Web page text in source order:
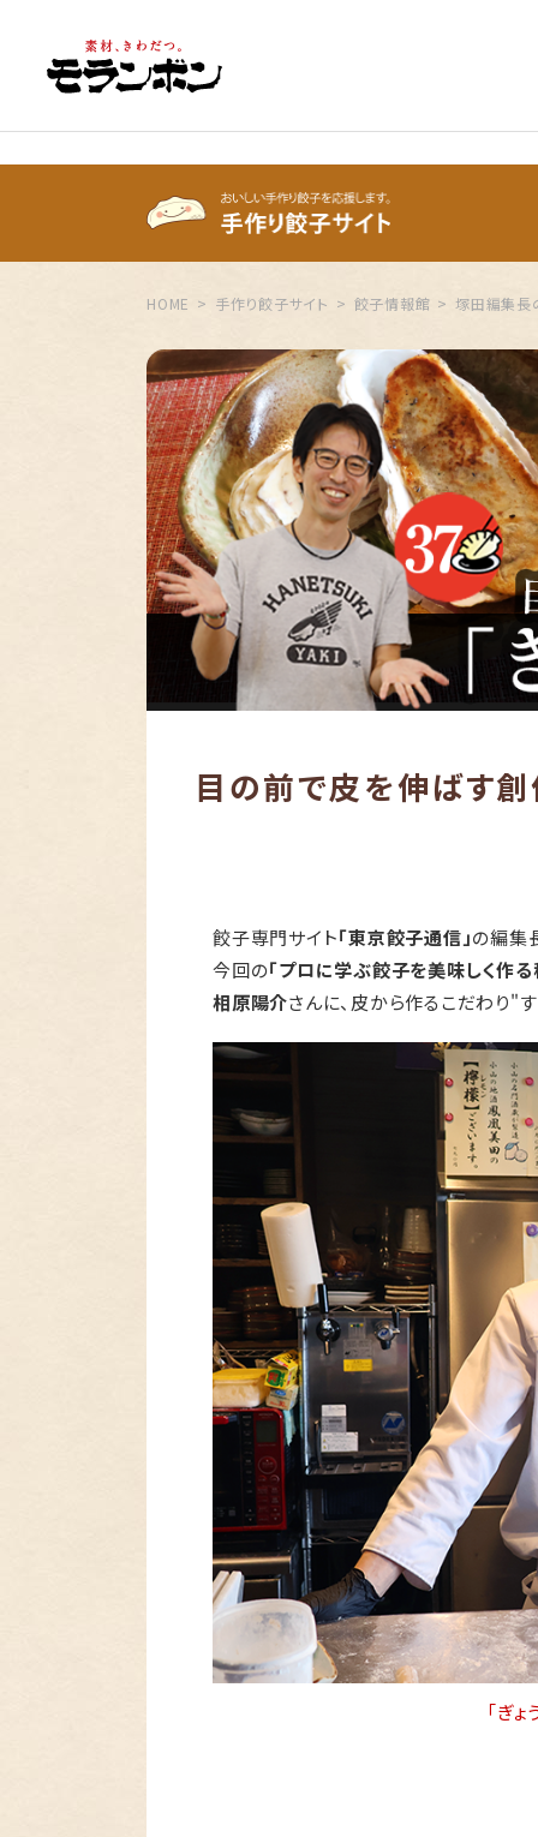
HOME 手作り餃子サイト 餃子情報館 塚田編集長
目の前で皮を伸ばす創
餃子専門サイト「東京餃子通信」の編集
今回の「プロに学ぶ餃子を美味しく作る
相原陽介さんに、皮から作るこだわり"
「ぎ